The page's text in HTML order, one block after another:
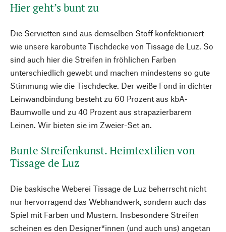
Hier geht’s bunt zu
Die Servietten sind aus demselben Stoff konfektioniert
wie unsere karobunte Tischdecke von Tissage de Luz. So
sind auch hier die Streifen in fröhlichen Farben
unterschiedlich gewebt und machen mindestens so gute
Stimmung wie die Tischdecke. Der weiße Fond in dichter
Leinwandbindung besteht zu 60 Prozent aus kbA-
Baumwolle und zu 40 Prozent aus strapazierbarem
Leinen. Wir bieten sie im Zweier-Set an.
Bunte Streifenkunst. Heimtextilien von
Tissage de Luz
Die baskische Weberei Tissage de Luz beherrscht nicht
nur hervorragend das Webhandwerk, sondern auch das
Spiel mit Farben und Mustern. Insbesondere Streifen
scheinen es den Designer*innen (und auch uns) angetan